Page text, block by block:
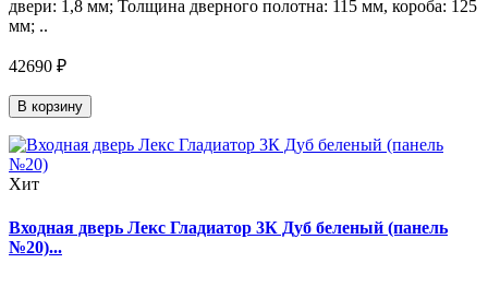
двери: 1,8 мм; Толщина дверного полотна: 115 мм, короба: 125
мм; ..
42690 ₽
В корзину
Хит
Входная дверь Лекс Гладиатор 3К Дуб беленый (панель
№20)...